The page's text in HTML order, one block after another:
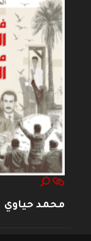
محمد حياوي